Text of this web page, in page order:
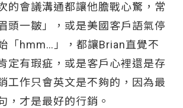
的會議溝通都讓他膽戰心驚，常
頭一皺」，或是美國客戶語氣停
「hmm…」，都讓Brian直覺不
定有瑕疵，或是客戶心裡還是存
工作只會英文是不夠的，因為最
，才是最好的行銷。